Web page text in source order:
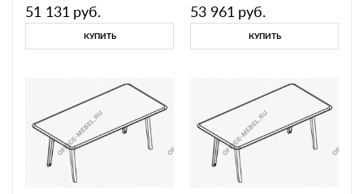
51 131 руб.
КУПИТЬ
53 961 руб.
КУПИТЬ